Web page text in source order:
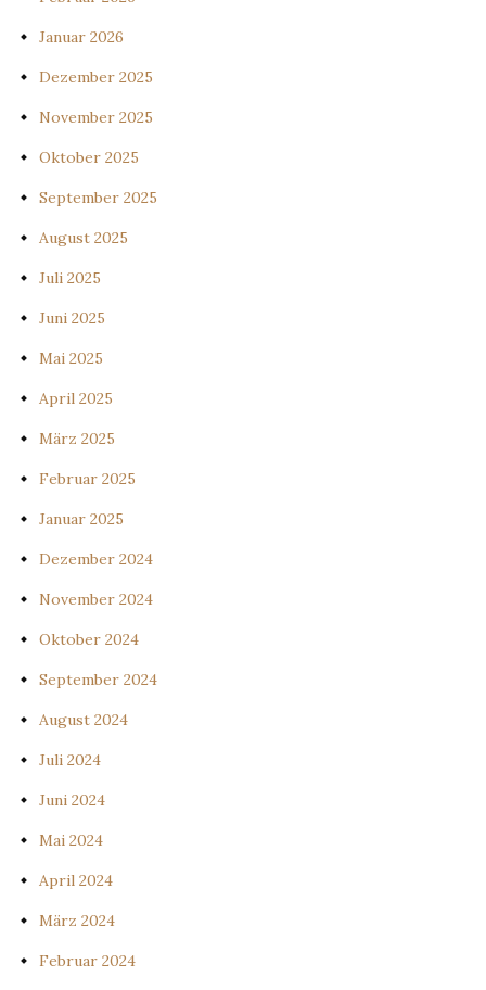
Januar 2026
Dezember 2025
November 2025
Oktober 2025
September 2025
August 2025
Juli 2025
Juni 2025
Mai 2025
April 2025
März 2025
Februar 2025
Januar 2025
Dezember 2024
November 2024
Oktober 2024
September 2024
August 2024
Juli 2024
Juni 2024
Mai 2024
April 2024
März 2024
Februar 2024